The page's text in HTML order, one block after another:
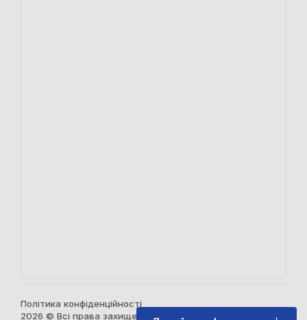
Політика конфіденційності
2026 © Всі права захищені